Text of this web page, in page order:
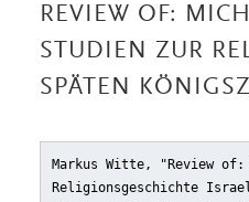
REVIEW OF:
STUDIEN ZUR
SPÄTEN
Markus Witte, "Review
Religionsgeschichte